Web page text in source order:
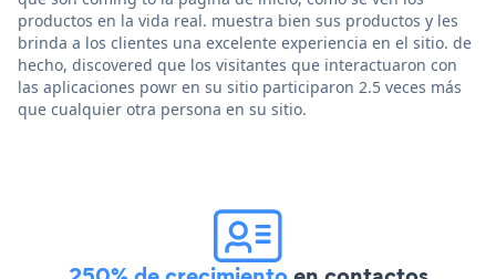
productos en la vida real. muestra bien sus productos y les
brinda a los clientes una excelente experiencia en el sitio. de
hecho, discovered que los visitantes que interactuaron con
las aplicaciones powr en su sitio participaron 2.5 veces más
que cualquier otra persona en su sitio.